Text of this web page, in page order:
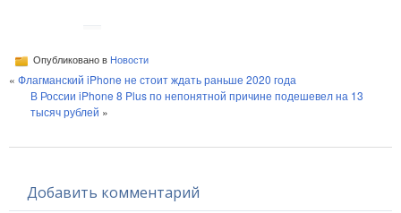
Опубликовано в Новости
« Флагманский iPhone не стоит ждать раньше 2020 года
В России iPhone 8 Plus по непонятной причине подешевел на 13
тысяч рублей »
Добавить комментарий